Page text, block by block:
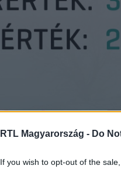
RTL Magyarország - Do
If you wish to opt-out of the